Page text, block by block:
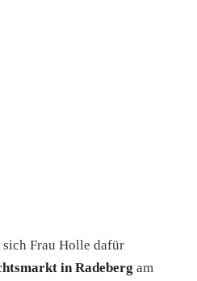
Frau Holle dafür
in Radeberg am